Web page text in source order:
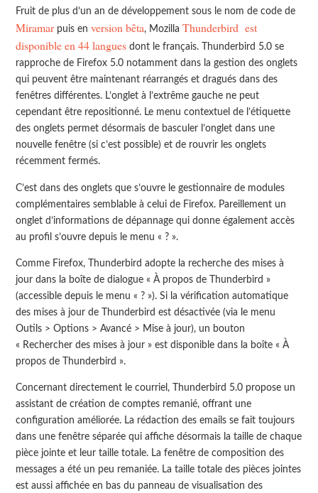
Fruit de plus d’un an de développement sous le nom de code de
Miramarpuis enversion bêta, MozillaThunderbird est
disponible en 44 langues dont le français. Thunderbird 5.0 se
rapproche de Firefox 5.0 notamment dans la gestion des onglets
qui peuvent être maintenant réarrangés et dragués dans des
fenêtres différentes. L’onglet à l’extrême gauche ne peut
cependant être repositionné. Le menu contextuel de l’étiquette
des onglets permet désormais de basculer l’onglet dans une
nouvelle fenêtre (si c’est possible) et de rouvrir les onglets
récemment fermés.
C’est dans des onglets que s’ouvre le gestionnaire de modules
complémentaires semblable à celui de Firefox. Pareillement un
onglet d’informations de dépannage qui donne également accès
au profil s’ouvre depuis le menu « ? ».
Comme Firefox, Thunderbird adopte la recherche des mises à
jour dans la boîte de dialogue « À propos de Thunderbird »
(accessible depuis le menu « ? »). Si la vérification automatique
des mises à jour de Thunderbird est désactivée (via le menu
Outils > Options > Avancé > Mise à jour), un bouton
« Rechercher des mises à jour » est disponible dans la boîte « À
propos de Thunderbird ».
Concernant directement le courriel, Thunderbird 5.0 propose un
assistant de création de comptes remanié, offrant une
configuration améliorée. La rédaction des emails se fait toujours
dans une fenêtre séparée qui affiche désormais la taille de chaque
pièce jointe et leur taille totale. La fenêtre de composition des
messages a été un peu remaniée. La taille totale des pièces jointes
est aussi affichée en bas du panneau de visualisation des